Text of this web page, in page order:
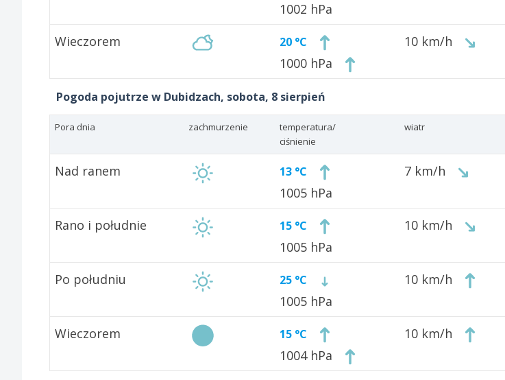
1002 hPa
Wieczorem 20 °C
1000 hPa
10 km/h
Pogoda pojutrze w Dubidzach, sobota, 8 sierpień
Pora dnia zachmurzenie
temperatura/
ciśnienie
wiatr
Nad ranem 13 °C
1005 hPa
7 km/h
Rano i południe 15 °C
1005 hPa
10 km/h
Po południu 25 °C
1005 hPa
10 km/h
Wieczorem 15 °C
1004 hPa
10 km/h